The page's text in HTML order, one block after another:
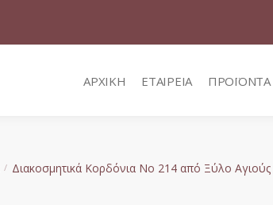
ΑΡΧΙΚΗ ΕΤΑΙΡΕΙΑ ΠΡΟΪΟΝΤΑ
/ Διακοσμητικά Κορδόνια Νο 214 από Ξύλο Αγιούς